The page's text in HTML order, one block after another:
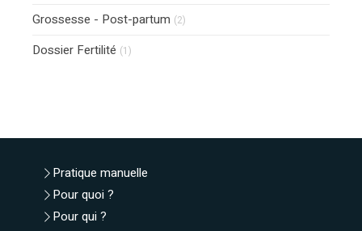
Grossesse - Post-partum (2)
Dossier Fertilité (1)
Pratique manuelle
Pour quoi ?
Pour qui ?